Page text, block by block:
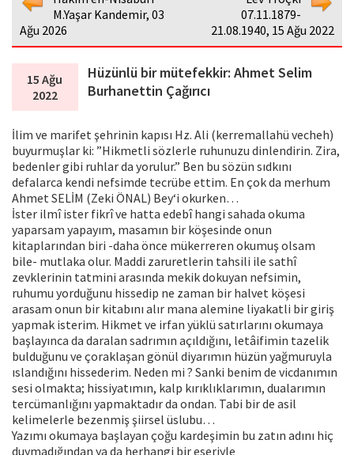
M.Yaşar Kandemir, 03
Ağu 2026
07.11.1879-
21.08.1940, 15 Ağu 2022
15 Ağu
2022
Hüzünlü bir mütefekkir: Ahmet Selim
Burhanettin Çağırıcı
İlim ve marifet şehrinin kapısı Hz. Ali (kerremallahü vecheh)
buyurmuşlar ki: ”Hikmetli sözlerle ruhunuzu dinlendirin. Zira,
bedenler gibi ruhlar da yorulur.” Ben bu sözün sıdkını
defalarca kendi nefsimde tecrübe ettim. En çok da merhum
Ahmet SELİM (Zeki ÖNAL) Bey‘i okurken…
İster ilmî ister fikrî ve hatta edebî hangi sahada okuma
yaparsam yapayım, masamın bir köşesinde onun
kitaplarından biri -daha önce mükerreren okumuş olsam
bile- mutlaka olur. Maddi zaruretlerin tahsili ile sathî
zevklerinin tatmini arasında mekik dokuyan nefsimin,
ruhumu yorduğunu hissedip ne zaman bir halvet köşesi
arasam onun bir kitabını alır mana alemine liyakatli bir giriş
yapmak isterim. Hikmet ve irfan yüklü satırlarını okumaya
başlayınca da daralan sadrımın açıldığını, letâifimin tazelik
bulduğunu ve çoraklaşan gönül diyarımın hüzün yağmuruyla
ıslandığını hissederim. Neden mi ? Sanki benim de vicdanımın
sesi olmakta; hissiyatımın, kalp kırıklıklarımın, dualarımın
tercümanlığını yapmaktadır da ondan. Tabi bir de asil
kelimelerle bezenmiş şiirsel üslubu…
Yazımı okumaya başlayan çoğu kardeşimin bu zatın adını hiç
duymadığından ya da herhangi bir eseriyle